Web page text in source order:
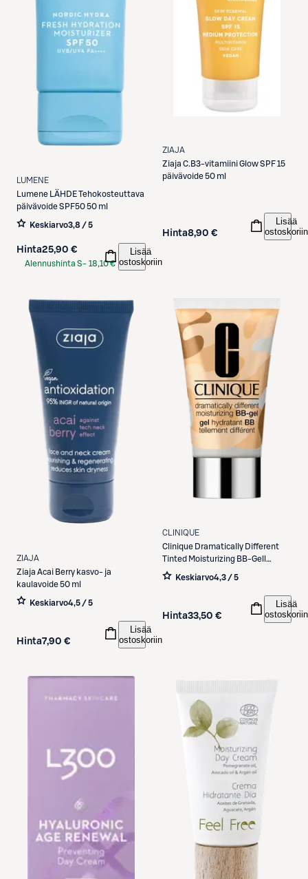
LUMENE
Lumene
LÄHDE Tehokosteuttava
päivävoide SPF50 50 ml
Keskiarvo3,8 / 5
Hinta25,90 €
Alennushinta S- 18,10 €
Lisää
ostoskoriin
ZIAJA
Ziaja C.B3-vitamiini Glow SPF 15
päivävoide 50 ml
Hinta8,90 €
Lisää
ostoskoriin
ZIAJA
Ziaja Acai Berry kasvo- ja
kaulavoide 50 ml
Keskiarvo4,5 / 5
Hinta7,90 €
Lisää
ostoskoriin
CLINIQUE
Clinique Dramatically Different
Tinted Moisturizing BB-Gell
Keskiarvo4,3 / 5
Hinta33,50 €
Lisää
ostoskoriin